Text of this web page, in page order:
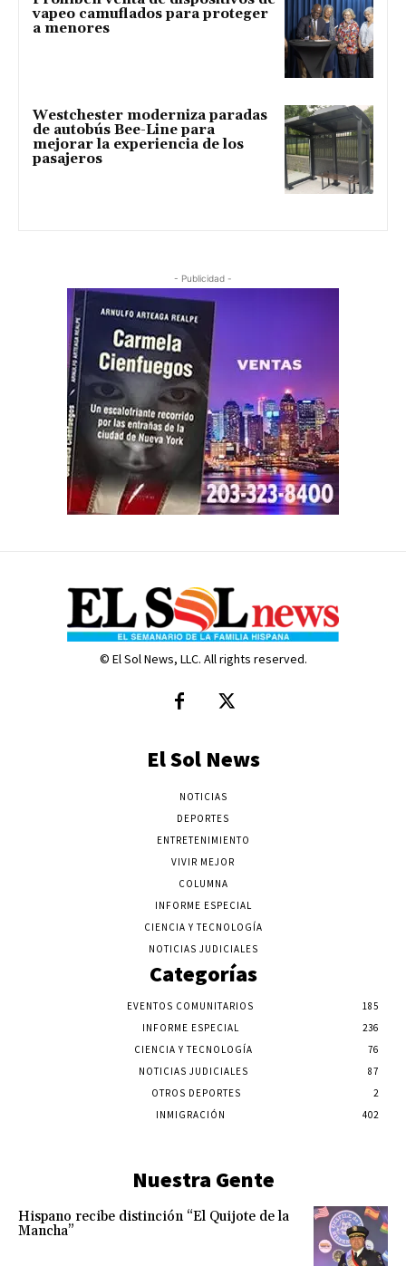
vapeo camuflados para proteger
a menores
Westchester moderniza paradas
de autobús Bee-Line para
mejorar la experiencia de los
pasajeros
- Publicidad -
© El Sol News, LLC. All rights reserved.
El Sol News
NOTICIAS
DEPORTES
ENTRETENIMIENTO
VIVIR MEJOR
COLUMNA
INFORME ESPECIAL
CIENCIA Y TECNOLOGÍA
NOTICIAS JUDICIALES
Categorías
EVENTOS COMUNITARIOS
185
INFORME ESPECIAL
236
CIENCIA Y TECNOLOGÍA
76
NOTICIAS JUDICIALES
87
OTROS DEPORTES
2
INMIGRACIÓN
402
Nuestra Gente
Hispano recibe distinción “El Quijote de la
Mancha”